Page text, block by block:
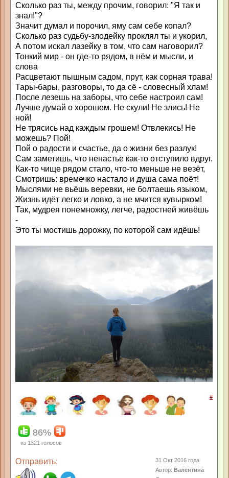
Сколько раз ты, между прочим, говорил: "Я так и
знал!"?
Значит думал и порочил, яму сам себе копал?
Сколько раз судьбу-злодейку проклял ты и укорил,
А потом искал лазейку в том, что сам наговорил?
Тонкий мир - он где-то рядом, в нём и мысли, и
слова
Расцветают пышным садом, прут, как сорная трава!
Тары-бары, разговоры, то да сё - словесный хлам!
После лезешь на заборы, что себе настроил сам!
Лучше думай о хорошем. Не скули! Не злись! Не
ной!
Не трясись над каждым грошем! Отвлекись! Не
можешь? Пой!
Пой о радости и счастье, да о жизни без разлук!
Сам заметишь, что ненастье как-то отступило вдруг.
Как-то чище рядом стало, что-то меньше не везёт,
Смотришь: времечко настало и душа сама поёт!
Мыслями не вьёшь веревки, не болтаешь языком,
Жизнь идёт легко и ловко, а не мчится кувырком!
Так, мудрея понемножку, легче, радостней живёшь
-
Это ты мостишь дорожку, по которой сам идёшь!
#
86%
из 1321 голосов
Отправить:
31 Окт 2016 года
Автор: Валентина